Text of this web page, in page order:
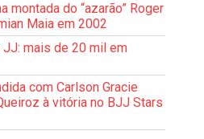
montada do “azarão” Roger
Maia em 2002
JJ: mais de 20 mil em
com Carlson Gracie
à vitória no BJJ Stars